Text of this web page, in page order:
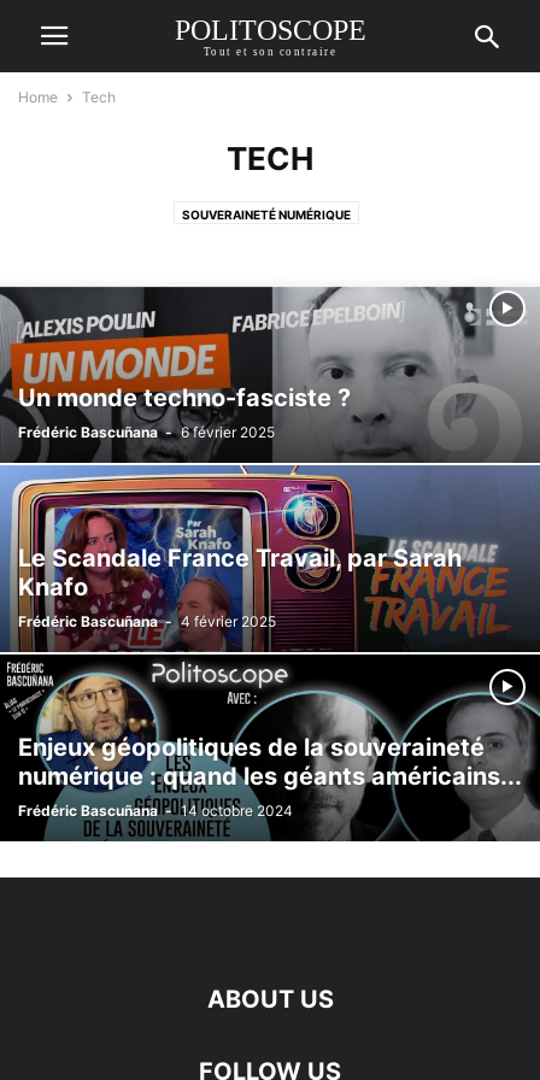
POLITOSCOPE
Tout et son contraire
Home Tech
TECH
SOUVERAINETÉ NUMÉRIQUE
Un monde techno-fasciste ?
Frédéric Bascuñana - 6 février 2025
Le Scandale France Travail, par Sarah
Knafo
Frédéric Bascuñana - 4 février 2025
Enjeux géopolitiques de la souveraineté
numérique : quand les géants américains...
Frédéric Bascuñana - 14 octobre 2024
ABOUT US
FOLLOW US